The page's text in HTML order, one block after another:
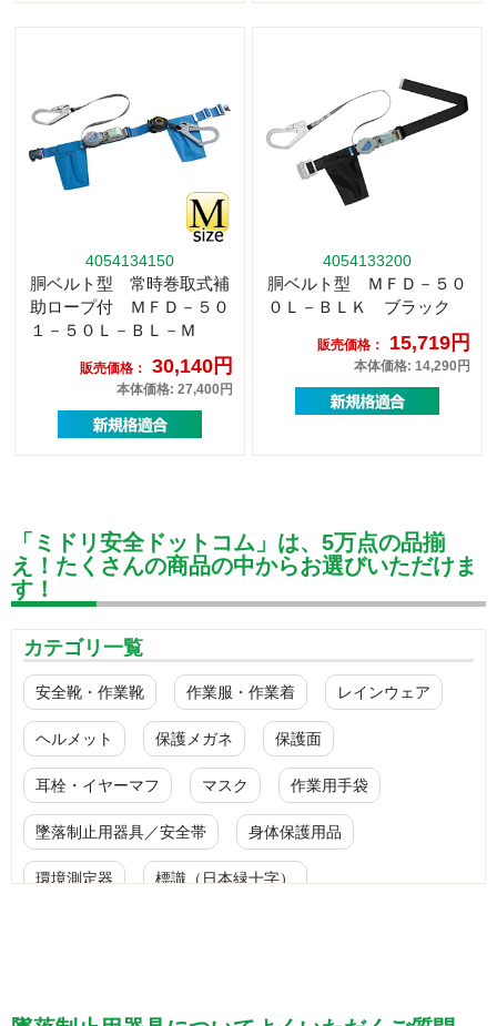
4054134150
胴ベルト型 常時巻取式補
助ロープ付 ＭＦＤ－５０
１－５０Ｌ－ＢＬ－Ｍ
販売価格： 30,140円
本体価格: 27,400円
4054133200
胴ベルト型 ＭＦＤ－５０
０Ｌ－ＢＬＫ ブラック
販売価格： 15,719円
本体価格: 14,290円
「ミドリ安全ドットコム」は、5万点の品揃
え！たくさんの商品の中からお選びいただけま
す！
カテゴリ一覧
安全靴・作業靴 作業服・作業着 レインウェア
ヘルメット 保護メガネ 保護面
耳栓・イヤーマフ マスク 作業用手袋
墜落制止用器具／安全帯 身体保護用品
環境測定器 標識（日本緑十字）
設備用品・作業補助用品 工事作業用品